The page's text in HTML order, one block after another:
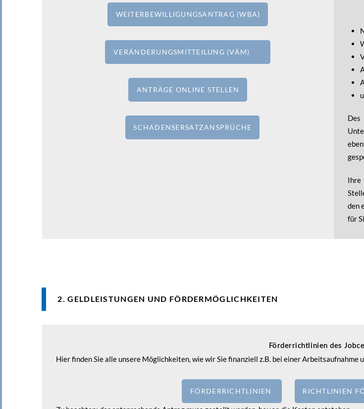
WEITERBEWILLIGUNGSANTRAG (WBA)
VERÄNDERUNGSMITTEILUNG (VÄM)
ANTRÄGE ONLINE STELLEN
SCHADENSERSATZANSPRÜCHE
Des
Ihre
den
für
2. GELDLEISTUNGEN UND FÖRDERMÖGLICHKEITEN
Förderrichtlinien des
Hier finden Sie alle unsere Möglichkeiten, wie wir Sie finanziell z.B. bei einer Arbeitsaufnahme
FÖRDERRICHTLINIEN RICHTLINIEN